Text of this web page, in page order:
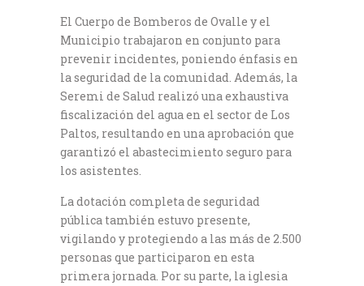
El Cuerpo de Bomberos de Ovalle y el
Municipio trabajaron en conjunto para
prevenir incidentes, poniendo énfasis en
la seguridad de la comunidad. Además, la
Seremi de Salud realizó una exhaustiva
fiscalización del agua en el sector de Los
Paltos, resultando en una aprobación que
garantizó el abastecimiento seguro para
los asistentes.
La dotación completa de seguridad
pública también estuvo presente,
vigilando y protegiendo a las más de 2.500
personas que participaron en esta
primera jornada. Por su parte, la iglesia